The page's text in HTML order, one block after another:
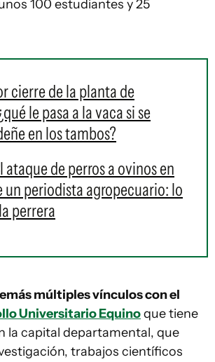
100 estudiantes y 25
cierre de la planta de
le pasa a la vaca si se
en los tambos?
ataque de perros a ovinos en
un periodista agropecuario: lo
perrera
múltiples vínculos con el
Universitario Equinoque tiene
la capital departamental, que
trabajos científicos